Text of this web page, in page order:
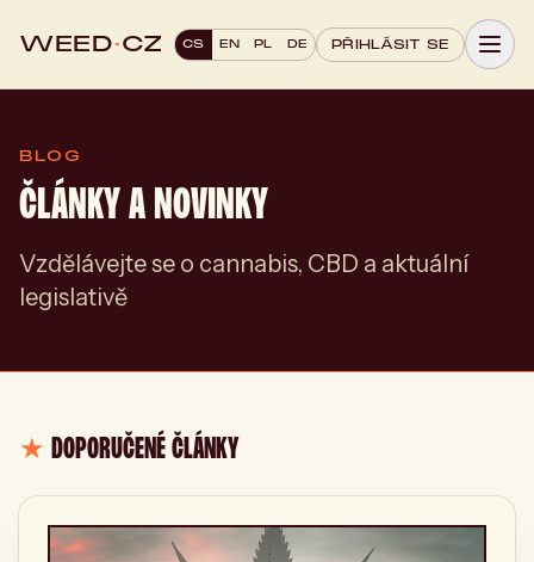
WEED·CZ CS EN PL DE PŘIHLÁSIT SE
BLOG
ČLÁNKY A NOVINKY
Vzdělávejte se o cannabis, CBD a aktuální
legislativě
★ DOPORUČENÉ ČLÁNKY